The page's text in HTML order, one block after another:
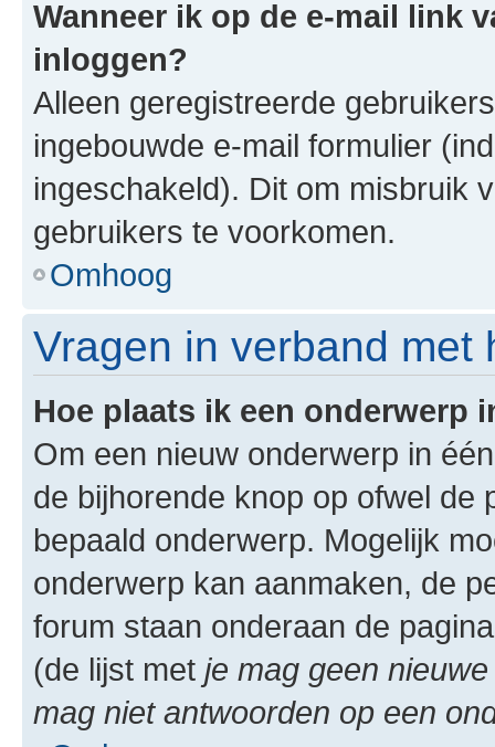
Wanneer ik op de e-mail link
inloggen?
Alleen geregistreerde
ingebouwde e-mail formulier
ingeschakeld). Dit om misbruik
gebruikers te voorkomen.
Omhoog
Vragen in verband met
Hoe plaats ik een onderwerp
Om een nieuw onderwerp in
de bijhorende knop op ofwel de
bepaald onderwerp. Mogelijk
onderwerp kan aanmaken, de
forum staan onderaan de
(de lijst met je mag geen
mag niet antwoorden op een